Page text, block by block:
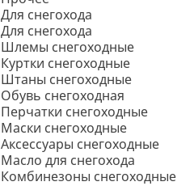
Для снегохода
Для снегохода
Шлемы снегоходные
Куртки снегоходные
Штаны снегоходные
Обувь снегоходная
Перчатки снегоходные
Маски снегоходные
Аксессуары снегоходные
Масло для снегохода
Комбинезоны снегоходные